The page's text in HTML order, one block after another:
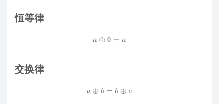
恒等律
a⊕0 =a
交换律
a ⊕b=b⊕ a